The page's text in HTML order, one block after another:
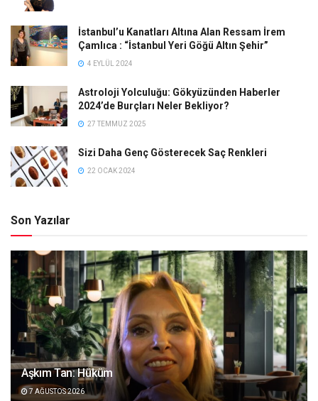
İstanbul’u Kanatları Altına Alan Ressam İrem
Çamlıca : “İstanbul Yeri Göğü Altın Şehir”
4 EYLÜL 2024
Astroloji Yolculuğu: Gökyüzünden Haberler
2024’de Burçları Neler Bekliyor?
27 TEMMUZ 2025
Sizi Daha Genç Gösterecek Saç Renkleri
22 OCAK 2024
Son Yazılar
Aşkım Tan: Hüküm
7 AĞUSTOS 2026